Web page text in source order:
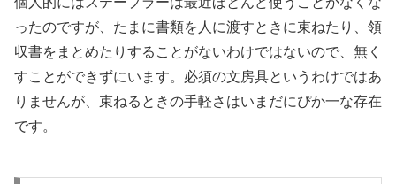
ったのですが、たまに書類を人に渡すときに束ねたり、領
収書をまとめたりすることがないわけではないので、無く
すことができずにいます。必須の文房具というわけではあ
りませんが、束ねるときの手軽さはいまだにぴか一な存在
です。